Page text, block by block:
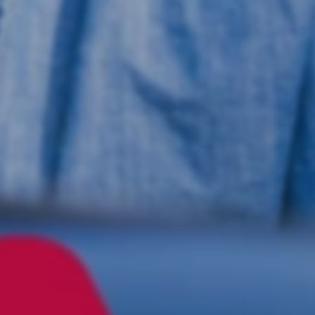
Presskonferens: Nu prioriterar vi
landsbygden
Ons 5/8 – 2026